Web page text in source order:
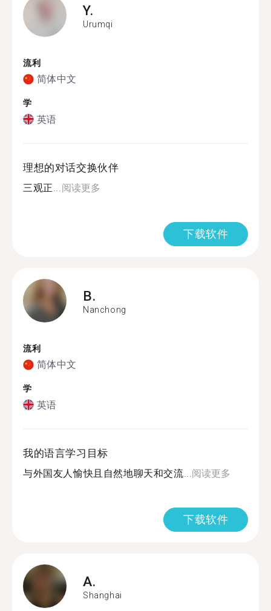
Y.
Urumqi
流利
简体中文
学
英语
理想的对话交换伙伴
三观正... 阅读更多
下载软件
B.
Nanchong
流利
简体中文
学
英语
我的语言学习目标
与外国友人愉快且自然地聊天和交流... 阅读更多
下载软件
A.
Shanghai